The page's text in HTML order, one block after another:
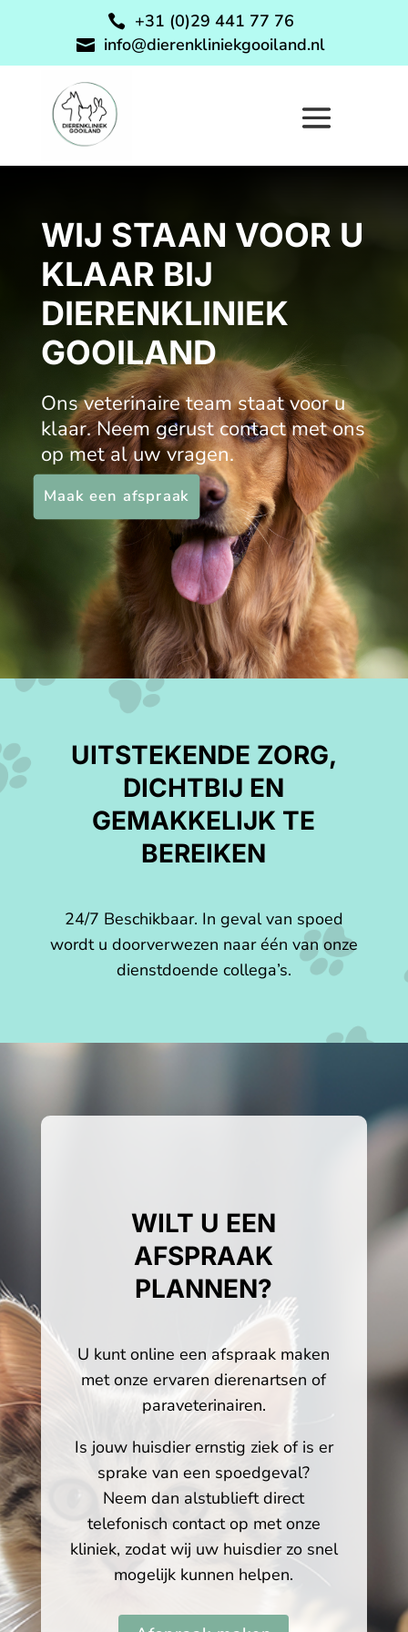
 +31 (0)29 441 77 76
 info@dierenkliniekgooiland.nl
WIJ STAAN VOOR U
KLAAR BIJ
DIERENKLINIEK
GOOILAND
Ons veterinaire team staat voor u
klaar. Neem gerust contact met ons
op met al uw vragen.
Maak een afspraak
UITSTEKENDE ZORG,
DICHTBIJ EN
GEMAKKELIJK TE
BEREIKEN
24/7 Beschikbaar. In geval van spoed
wordt u doorverwezen naar één van onze
dienstdoende collega’s.
WILT U EEN
AFSPRAAK
PLANNEN?
U kunt online een afspraak maken
met onze ervaren dierenartsen of
paraveterinairen.
Is jouw huisdier ernstig ziek of is er
sprake van een spoedgeval?
Neem dan alstublieft direct
telefonisch contact op met onze
kliniek, zodat wij uw huisdier zo snel
mogelijk kunnen helpen.